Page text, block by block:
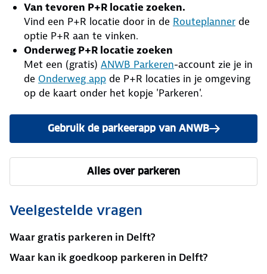
Van tevoren P+R locatie zoeken.
Vind een P+R locatie door in de Routeplanner de
optie P+R aan te vinken.
Onderweg P+R locatie zoeken
Met een (gratis) ANWB Parkeren-account zie je in
de Onderweg app de P+R locaties in je omgeving
op de kaart onder het kopje 'Parkeren'.
Gebruik de parkeerapp van ANWB
Alles over parkeren
Veelgestelde vragen
Waar gratis parkeren in Delft?
Waar kan ik goedkoop parkeren in Delft?